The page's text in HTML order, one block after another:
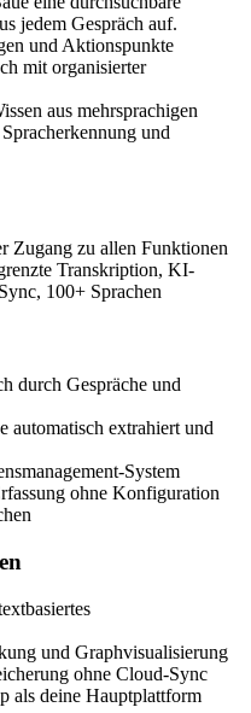
jedem Gespräch auf.
und Aktionspunkte
mit organisierter
aus mehrsprachigen
und
Zugang zu allen Funktionen
Transkription, KI-
100+ Sprachen
durch Gespräche und
automatisch extrahiert und
System
ohne Konfiguration
und Graphvisualisierung
ohne Cloud-Sync
als deine Hauptplattform